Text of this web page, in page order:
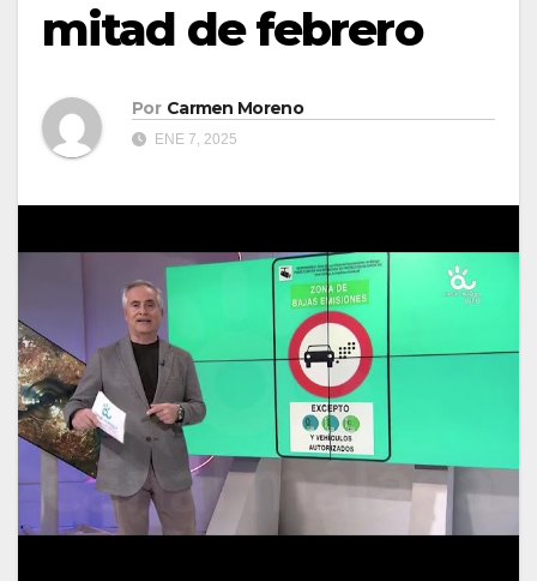
mitad de febrero
Por Carmen Moreno
ENE 7, 2025